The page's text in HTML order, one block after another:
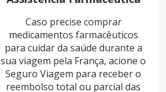
Caso precise comprar
medicamentos farmacêuticos
para cuidar da saúde durante a
sua viagem pela França, acione o
Seguro Viagem para receber o
reembolso total ou parcial das